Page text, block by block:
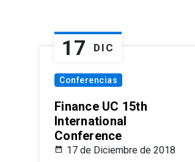
17 DIC
Conferencias
Finance UC 15th
International
Conference
17 de Diciembre de 2018